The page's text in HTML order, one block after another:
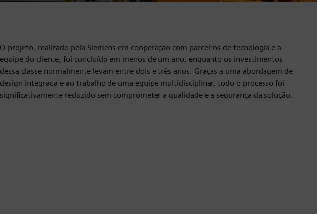
O projeto, realizado pela Siemens em cooperação com parceiros de tecnologia e a
equipe do cliente, foi concluído em menos de um ano, enquanto os investimentos
dessa classe normalmente levam entre dois e três anos. Graças a uma abordagem de
design integrada e ao trabalho de uma equipe multidisciplinar, todo o processo foi
significativamente reduzido sem comprometer a qualidade e a segurança da solução.